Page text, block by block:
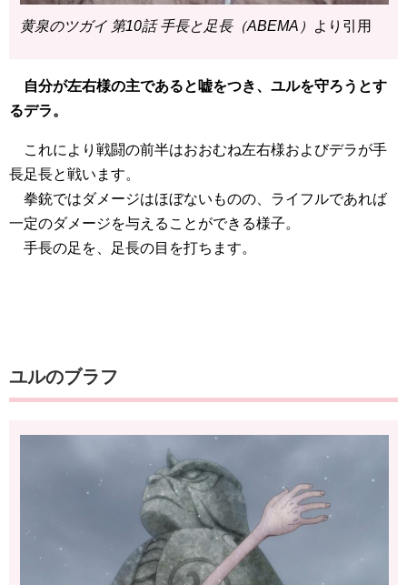
黄泉のツガイ 第10話 手長と足長（ABEMA） より引用
自分が左右様の主であると嘘をつき、ユルを守ろうとす
るデラ。
これにより戦闘の前半はおおむね左右様およびデラが手
長足長と戦います。
拳銃ではダメージはほぼないものの、ライフルであれば
一定のダメージを与えることができる様子。
手長の足を、足長の目を打ちます。
ユルのブラフ